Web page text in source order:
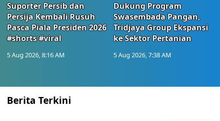
Suporter Persib dan
Persija Kembali Rusuh
Pasca Piala Presiden 2026
#shorts #viral
5 Aug 2026, 8:16 AM
Dukung Program
Swasembada Pangan,
Tridjaya Group Ekspansi
ke Sektor Pertanian
5 Aug 2026, 7:38 AM
Berita Terkini